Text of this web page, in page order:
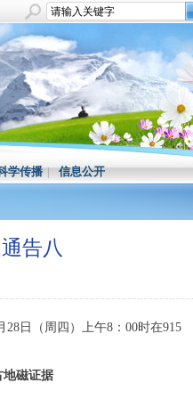
学传播|信息公开
告八
28 日（周四）上午8 ： 00时在915
地磁证据